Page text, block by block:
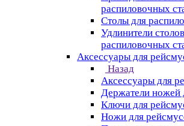
распиловочных
Столы для
Удлинители
распиловочных
Аксессуары для
Назад
Аксессуары для
Держатели ножей
Ключи для
Ножи для